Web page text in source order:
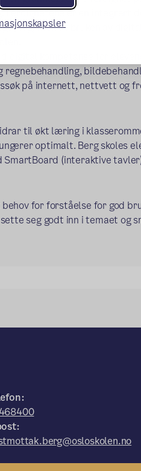
er en integrert
fag, men at bruken av digitale
digital kompetanse for elevene.
regnebehandling,
på internett, nettvett og
til økt læring i
optimalt. Berg skoles
(interaktive
behov for forståelse for god
seg godt inn i temaet og